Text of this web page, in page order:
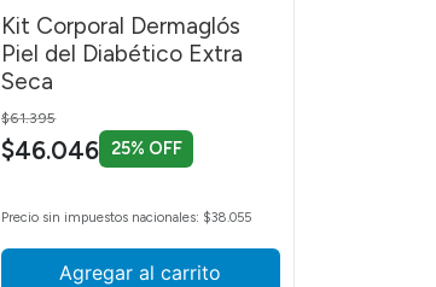
Kit Corporal Dermaglós
Piel del Diabético Extra
Seca
Price reduced from
$61.395to
$46.046 25% OFF
Precio sin impuestos nacionales: $38.055
Agregar al carrito